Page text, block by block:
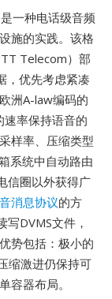
一种电话级音频
施的实践。该格
Telecom）部
，优先考虑紧凑
洲A-law编码的
率保持语音的
样率、压缩类型
系统中自动路由
信圈以外获得广
消息协议的方
DVMS文件，
势包括：极小的
缩激进仍保持可
容器布局。